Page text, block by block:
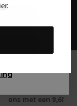
.
5%
ons met een 9,6!